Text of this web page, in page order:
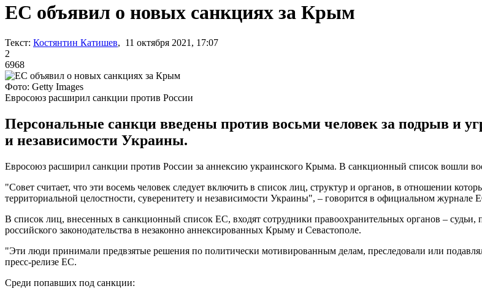
ЕС объявил о новых санкциях за Крым
Текст: Костянтин Катишев, 11 октября 2021, 17:07
2
6968
Фото: Getty Images
Евросоюз расширил санкции против России
Персональные санкци введены против восьми человек за подрыв и
и независимости Украины.
Евросоюз расширил санкции против России за аннексию украинского Крыма. В санкционный список вошли
"Совет считает, что эти восемь человек следует включить в список лиц, структур и органов, в отношении
территориальной целостности, суверенитету и независимости Украины", – говорится в официальном журнале
В список лиц, внесенных в санкционный список ЕС, входят сотрудники правоохранительных органов – судьи,
российского законодательства в незаконно аннексированных Крыму и Севастополе.
"Эти люди принимали предвзятые решения по политически мотивированным делам, преследовали или
пресс-релизе ЕС.
Среди попавших под санкции: